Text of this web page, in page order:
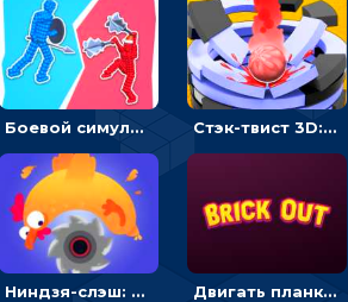
Боевой симулятор 3D: повтори позу рыцаря и победи врага Стэк-твист 3D: тапай по шарику, чтобы разбивать платформы
Ниндзя-слэш: запускай оружие по целям и становись мастером сюрикенов Двигать планку и бить шариком по цветным блокам - гиперказуальная